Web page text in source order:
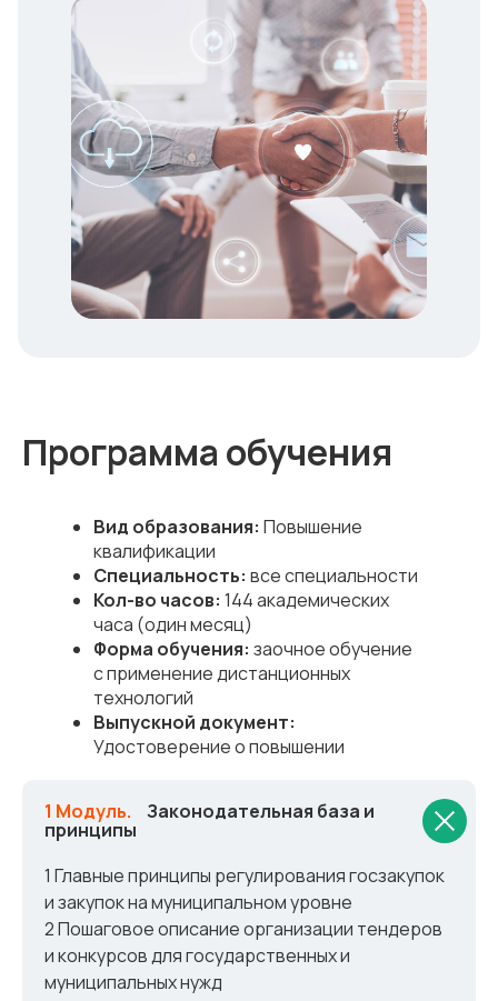
Программа обучения
Вид образования: Повышение
квалификации
Специальность: все специальности
Кол-во часов: 144 академических
часа (один месяц)
Форма обучения: заочное обучение
с применение дистанционных
технологий
Выпускной документ:
Удостоверение о повышении
1 Модуль.
Законодательная база и
принципы
1 Главные принципы регулирования госзакупок
и закупок на муниципальном уровне
2 Пошаговое описание организации тендеров
и конкурсов для государственных и
муниципальных нужд